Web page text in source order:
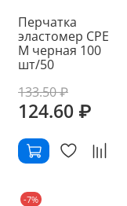
Перчатка
эластомер СРЕ
M черная 100
шт/50
133.50 ₽
124.60 ₽
-7%